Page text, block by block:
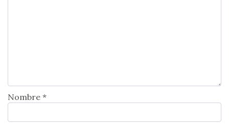
Nombre *